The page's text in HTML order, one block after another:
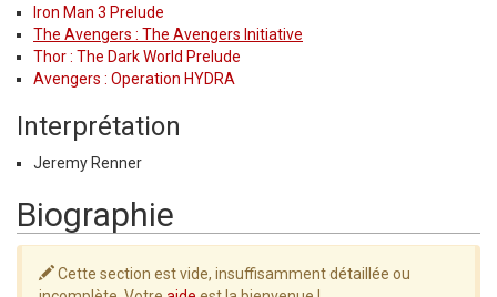
Iron Man 3 Prelude
The Avengers : The Avengers Initiative
Thor : The Dark World Prelude
Avengers : Operation HYDRA
Interprétation
Jeremy Renner
Biographie
Cette section est vide, insuffisamment détaillée ou